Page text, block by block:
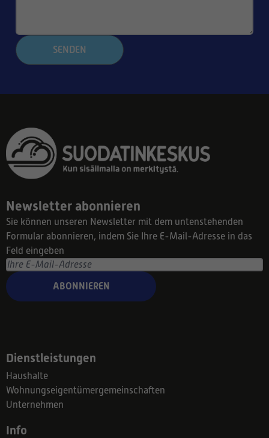
SENDEN
Newsletter abonnieren
Sie können unseren Newsletter mit dem untenstehenden
Formular abonnieren, indem Sie Ihre E-Mail-Adresse in das
Feld eingeben
ABONNIEREN
Dienstleistungen
Haushalte
Wohnungseigentümergemeinschaften
Unternehmen
Info